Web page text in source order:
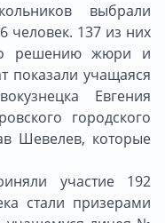
выбрали
человек. 137 из них
решению жюри и
показали учащаяся
Евгения
городского
Шевелев, которые
участие 192
стали призерами